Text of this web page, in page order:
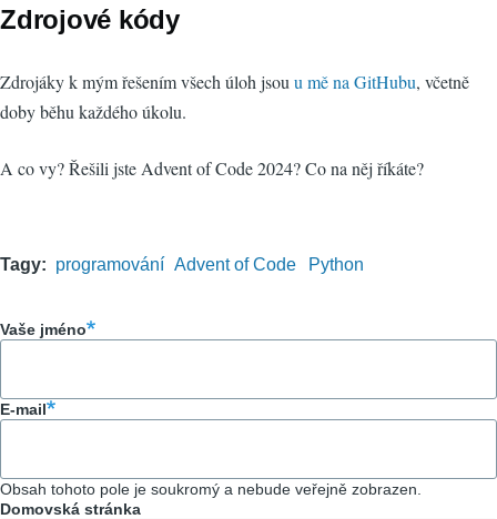
Zdrojové kódy
Zdrojáky k mým řešením všech úloh jsou u mě na GitHubu, včetně
doby běhu každého úkolu.
A co vy? Řešili jste Advent of Code 2024? Co na něj říkáte?
Tagy programování Advent of Code Python
Vaše jméno
E-mail
Obsah tohoto pole je soukromý a nebude veřejně zobrazen.
Domovská stránka